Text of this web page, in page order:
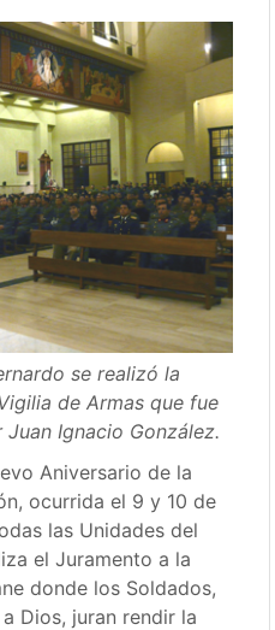
se realizó la
de Armas que fue
Ignacio González.
Aniversario de la
ocurrida el 9 y 10 de
las Unidades del
el Juramento a la
donde los Soldados,
Dios, juran rendir la